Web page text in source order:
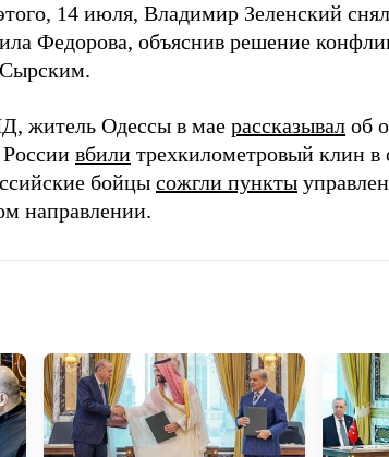
14 июля, Владимир Зеленский
Федорова, объяснив решение
житель Одессы в мае рассказывал об
вбили трехкилометровый клин
бойцы сожгли пункты
направлении.